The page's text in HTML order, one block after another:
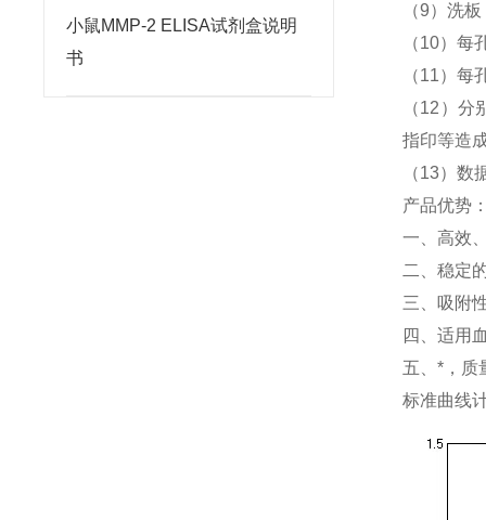
小鼠MMP-2 ELISA试剂盒说明
书
（9）洗
（10）
（11）
（12）
指印等造
（13）
产品优势
一、高效
二、稳定
三、吸附
四、适用
五、*，质
标准曲线